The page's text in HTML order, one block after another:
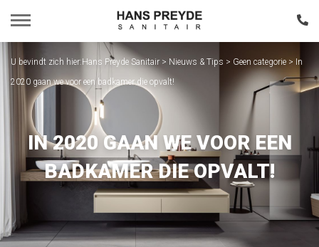
Home
Assortiment
Portfolio
Nieuws & Tips
Over Ons
U bevindt zich hier: Hans Preyde Sanitair > Nieuws & Tips > Geen categorie > In
2020 gaan we voor een badkamer die opvalt!
IN 2020 GAAN WE VOOR EEN
BADKAMER DIE OPVALT!